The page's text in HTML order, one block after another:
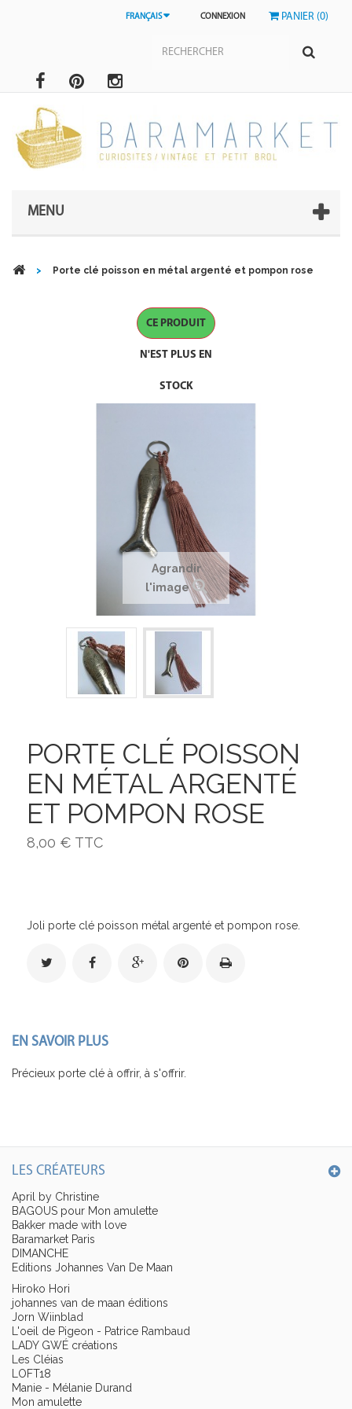
PANIER (0)
CONNEXION
FRANÇAIS
MENU
> Porte clé poisson en métal argenté et pompon rose
CE PRODUIT
N'EST PLUS EN
STOCK
Agrandir
l'image
PORTE CLÉ POISSON
EN MÉTAL ARGENTÉ
ET POMPON ROSE
8,00 € TTC
Joli porte clé poisson métal argenté et pompon rose.
EN SAVOIR PLUS
Précieux porte clé à offrir, à s'offrir.
LES CRÉATEURS
April by Christine
BAGOUS pour Mon amulette
Bakker made with love
Baramarket Paris
DIMANCHE
Editions Johannes Van De Maan
Hiroko Hori
johannes van de maan éditions
Jorn Wiinblad
L'oeil de Pigeon - Patrice Rambaud
LADY GWÉ créations
Les Cléias
LOFT18
Manie - Mélanie Durand
Mon amulette